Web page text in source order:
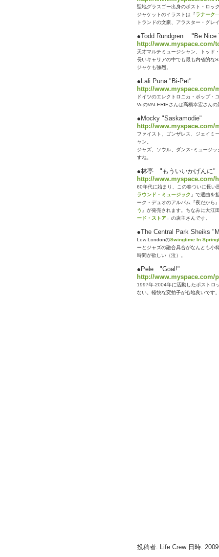
聖地グラスゴー出身のポスト・ロッ
ジャケットのイラストは『ラナーク
トランドの文豪、アラスター・グレ
●Todd Rundgren "Be Nice
http://www.myspace.com/
天才マルチミュージシャン、トッド
長いキャリアの中でも最も内省的な
ジャケも強烈。
●Lali Puna "Bi-Pet"
http://www.myspace.com/
ドイツのエレクトロニカ・ポップ・
VoのVALERIEさんは高橋幸宏さんの
●Mocky "Saskamodie"
http://www.myspace.com/
ファイスト、ゴンザレス、ジェイミ
ャン。
ジャズ、ソウル、ダンス･ミュージ
すね。
●林亭 "もういいかげんに"
http://www.myspace.com/
60年代に始まり、この春ついに長い
ラウンド・ミュージック 」で選曲を
ーク・デュオのアルバム『夜だから
う 』が発売されます。ちなみに大江
ード・ストア 」の店主さんです。
●The Central Park Sheiks
Lew LondonのSwingtime In
ーとジャズの融合具合がなんとも小
時間が欲しい（泣）。
●Pele "Goal!"
http://www.myspace.com/
1997年-2004年に活動したポストロ
ない。軽快な変拍子が心地良いです
投稿者: Life Crew 日時: